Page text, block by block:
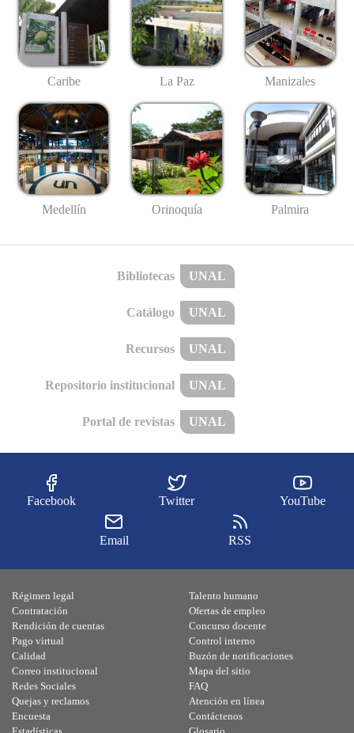
Caribe La Paz Manizales
Medellín Orinoquía Palmira
Bibliotecas UNAL
Catálogo UNAL
Recursos UNAL
Repositorio institucional UNAL
Portal de revistas UNAL
Facebook Twitter YouTube
Email RSS
Régimen legal
Contratación
Rendición de cuentas
Pago virtual
Calidad
Talento humano
Ofertas de empleo
Concurso docente
Control interno
Buzón de notificaciones
Correo institucional
Redes Sociales
Quejas y reclamos
Encuesta
Mapa del sitio
FAQ
Atención en línea
Contáctenos